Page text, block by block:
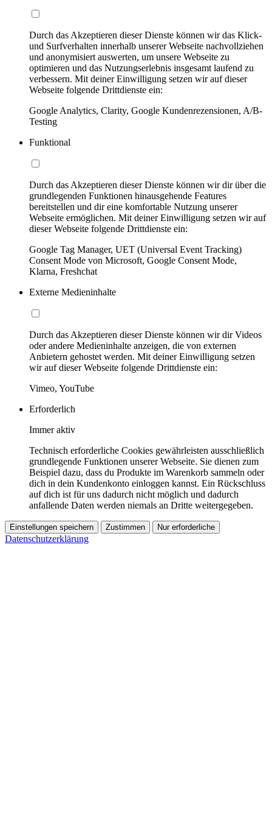
Durch das Akzeptieren dieser Dienste können wir das Klick-
und Surfverhalten innerhalb unserer Webseite nachvollziehen
und anonymisiert auswerten, um unsere Webseite zu
optimieren und das Nutzungserlebnis insgesamt laufend zu
verbessern. Mit deiner Einwilligung setzen wir auf dieser
Webseite folgende Drittdienste ein:
Google Analytics, Clarity, Google Kundenrezensionen, A/B-
Testing
Funktional
Durch das Akzeptieren dieser Dienste können wir dir über die
grundlegenden Funktionen hinausgehende Features
bereitstellen und dir eine komfortable Nutzung unserer
Webseite ermöglichen. Mit deiner Einwilligung setzen wir auf
dieser Webseite folgende Drittdienste ein:
Google Tag Manager, UET (Universal Event Tracking)
Consent Mode von Microsoft, Google Consent Mode,
Klarna, Freshchat
Externe Medieninhalte
Durch das Akzeptieren dieser Dienste können wir dir Videos
oder andere Medieninhalte anzeigen, die von externen
Anbietern gehostet werden. Mit deiner Einwilligung setzen
wir auf dieser Webseite folgende Drittdienste ein:
Vimeo, YouTube
Erforderlich
Immer aktiv
Technisch erforderliche Cookies gewährleisten ausschließlich
grundlegende Funktionen unserer Webseite. Sie dienen zum
Beispiel dazu, dass du Produkte im Warenkorb sammeln oder
dich in dein Kundenkonto einloggen kannst. Ein Rückschluss
auf dich ist für uns dadurch nicht möglich und dadurch
anfallende Daten werden niemals an Dritte weitergegeben.
Einstellungen speichern Zustimmen Nur erforderliche
Datenschutzerklärung